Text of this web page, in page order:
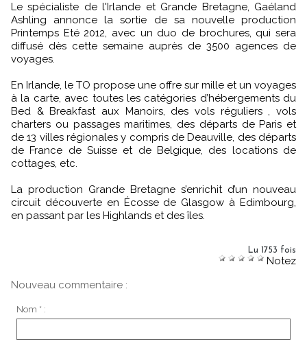
Le spécialiste de l'Irlande et Grande Bretagne, Gaéland
Ashling annonce la sortie de sa nouvelle production
Printemps Eté 2012, avec un duo de brochures, qui sera
diffusé dès cette semaine auprès de 3500 agences de
voyages.
En Irlande, le TO propose une offre sur mille et un voyages
à la carte, avec toutes les catégories d’hébergements du
Bed & Breakfast aux Manoirs, des vols réguliers , vols
charters ou passages maritimes, des départs de Paris et
de 13 villes régionales y compris de Deauville, des départs
de France de Suisse et de Belgique, des locations de
cottages, etc.
La production Grande Bretagne s’enrichit d’un nouveau
circuit découverte en Écosse de Glasgow à Edimbourg,
en passant par les Highlands et des îles.
Lu 1753 fois
Notez
Nouveau commentaire :
Nom * :